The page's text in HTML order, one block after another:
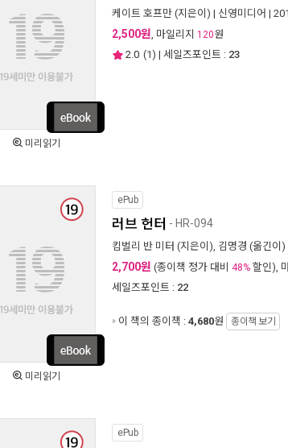
미리읽기
케이트 호프만 (지은이) | 신영미디어 |
2,500원, 마일리지 120원
2.0 (1) | 세일즈포인트 : 23
미리읽기
ePub
러브 헌터 - HR-094
킴벌리 반 미터 (지은이), 김명경 (옮긴이)
2,700원 (종이책 정가 대비 48% 할인),
세일즈포인트 : 22
이 책의 종이책 : 4,680원 종이책 보기
ePub